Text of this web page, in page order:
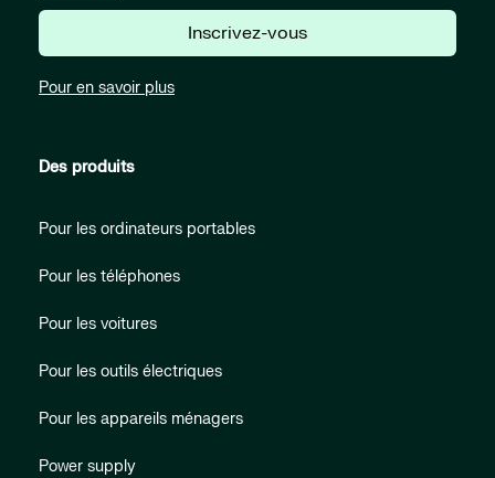
Inscrivez-vous
Pour en savoir plus
Des produits
Pour les ordinateurs portables
Pour les téléphones
Pour les voitures
Pour les outils électriques
Pour les appareils ménagers
Power supply